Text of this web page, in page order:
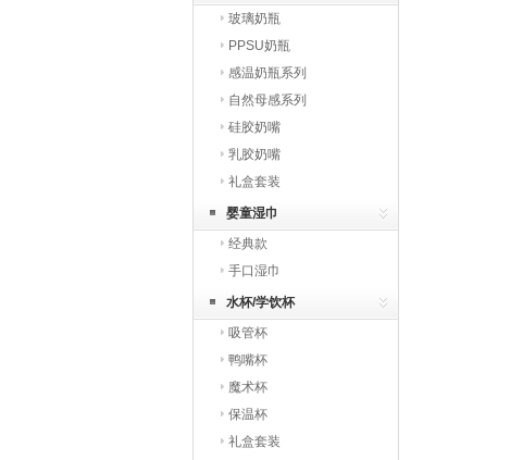
玻璃奶瓶
PPSU奶瓶
感温奶瓶系列
自然母感系列
硅胶奶嘴
乳胶奶嘴
礼盒套装
婴童湿巾
经典款
手口湿巾
水杯/学饮杯
吸管杯
鸭嘴杯
魔术杯
保温杯
礼盒套装